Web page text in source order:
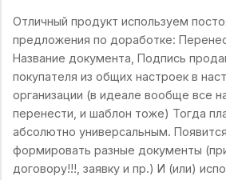
Отличный продукт используем
предложения по доработке:
Название документа, Подпись
покупателя из общих настроек в
организации (в идеале вообще все
перенести, и шаблон тоже) Тогда
абсолютно универсальным.
формировать разные документы
договору!!!, заявку и пр.) И (или)